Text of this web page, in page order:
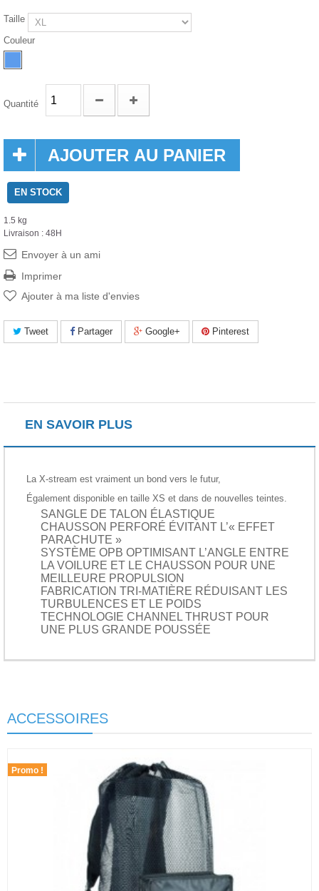
Taille
Couleur
Quantité
AJOUTER AU PANIER
EN STOCK
1.5 kg
Livraison : 48H
Envoyer à un ami
Imprimer
Ajouter à ma liste d'envies
Tweet Partager Google+ Pinterest
EN SAVOIR PLUS
La X-stream est vraiment un bond vers le futur,
Également disponible en taille XS et dans de nouvelles teintes.
SANGLE DE TALON ÉLASTIQUE
CHAUSSON PERFORÉ ÉVITANT L’« EFFET
PARACHUTE »
SYSTÈME OPB OPTIMISANT L’ANGLE ENTRE
LA VOILURE ET LE CHAUSSON POUR UNE
MEILLEURE PROPULSION
FABRICATION TRI-MATIÈRE RÉDUISANT LES
TURBULENCES ET LE POIDS
TECHNOLOGIE CHANNEL THRUST POUR
UNE PLUS GRANDE POUSSÉE
ACCESSOIRES
Promo !